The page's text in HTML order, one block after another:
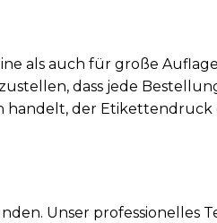
als auch für große
dass jede
handelt, der Etikettendruck
Unser professionelles